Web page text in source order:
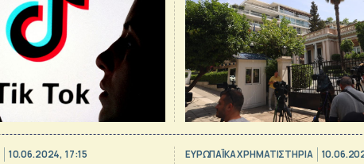
10.06.2024, 17:15 ΕΥΡΩΠΑΪΚΑ ΧΡΗΜΑΤΙΣΤΗΡΙΑ